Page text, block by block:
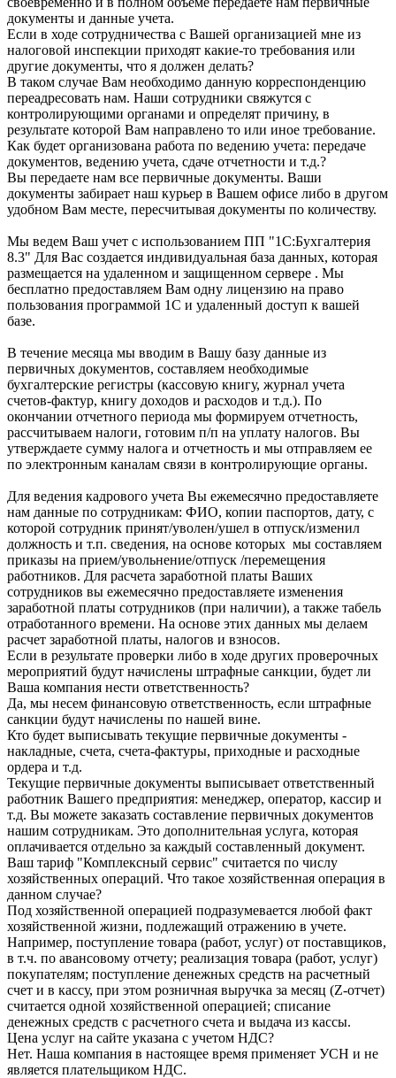
документы и данные учета.
Если в ходе сотрудничества с Вашей организацией мне из
налоговой инспекции приходят какие-то требования или
другие документы, что я должен делать?
В таком случае Вам необходимо данную корреспонденцию
переадресовать нам. Наши сотрудники свяжутся с
контролирующими органами и определят причину, в
результате которой Вам направлено то или иное требование.
Как будет организована работа по ведению учета: передаче
документов, ведению учета, сдаче отчетности и т.д.?
Вы передаете нам все первичные документы. Ваши
документы забирает наш курьер в Вашем офисе либо в другом
удобном Вам месте, пересчитывая документы по количеству.
Мы ведем Ваш учет с использованием ПП "1С:Бухгалтерия
8.3" Для Вас создается индивидуальная база данных, которая
размещается на удаленном и защищенном сервере . Мы
бесплатно предоставляем Вам одну лицензию на право
пользования программой 1С и удаленный доступ к вашей
базе.
В течение месяца мы вводим в Вашу базу данные из
первичных документов, составляем необходимые
бухгалтерские регистры (кассовую книгу, журнал учета
счетов-фактур, книгу доходов и расходов и т.д.). По
окончании отчетного периода мы формируем отчетность,
рассчитываем налоги, готовим п/п на уплату налогов. Вы
утверждаете сумму налога и отчетность и мы отправляем ее
по электронным каналам связи в контролирующие органы.
Для ведения кадрового учета Вы ежемесячно предоставляете
нам данные по сотрудникам: ФИО, копии паспортов, дату, с
которой сотрудник принят/уволен/ушел в отпуск/изменил
должность и т.п. сведения, на основе которых мы составляем
приказы на прием/увольнение/отпуск /перемещения
работников. Для расчета заработной платы Ваших
сотрудников вы ежемесячно предоставляете изменения
заработной платы сотрудников (при наличии), а также табель
отработанного времени. На основе этих данных мы делаем
расчет заработной платы, налогов и взносов.
Если в результате проверки либо в ходе других проверочных
мероприятий будут начислены штрафные санкции, будет ли
Ваша компания нести ответственность?
Да, мы несем финансовую ответственность, если штрафные
санкции будут начислены по нашей вине.
Кто будет выписывать текущие первичные документы -
накладные, счета, счета-фактуры, приходные и расходные
ордера и т.д.
Текущие первичные документы выписывает ответственный
работник Вашего предприятия: менеджер, оператор, кассир и
т.д. Вы можете заказать составление первичных документов
нашим сотрудникам. Это дополнительная услуга, которая
оплачивается отдельно за каждый составленный документ.
Ваш тариф "Комплексный сервис" считается по числу
хозяйственных операций. Что такое хозяйственная операция в
данном случае?
Под хозяйственной операцией подразумевается любой факт
хозяйственной жизни, подлежащий отражению в учете.
Например, поступление товара (работ, услуг) от поставщиков,
в т.ч. по авансовому отчету; реализация товара (работ, услуг)
покупателям; поступление денежных средств на расчетный
счет и в кассу, при этом розничная выручка за месяц (Z-отчет)
считается одной хозяйственной операцией; списание
денежных средств с расчетного счета и выдача из кассы.
Цена услуг на сайте указана с учетом НДС?
Нет. Наша компания в настоящее время применяет УСН и не
является плательщиком НДС.